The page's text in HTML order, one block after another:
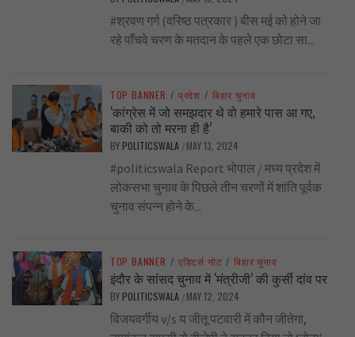
#श्रवण गर्ग (वरिष्ठ पत्रकार ) बीस मई को होने जा
रहे पाँचवे चरण के मतदान के पहले एक छोटा सा...
TOP BANNER / प्रदेश / बिहार चुनाव
‘कांग्रेस में जो समझदार थे वो हमारे पास आ गए,
बाकी को तो मरना ही है’
BY POLITICSWALA / MAY 13, 2024
#politicswala Report भोपाल / मध्य प्रदेश में
लोकसभा चुनाव के पिछले तीन चरणों में शांति पूर्वक
चुनाव संपन्न होने के...
TOP BANNER / एडिटर्स नोट / बिहार चुनाव
इंदौर के सांसद चुनाव में ‘मंत्रीजी’ की कुर्सी दांव पर
BY POLITICSWALA / MAY 12, 2024
विजयवर्गीय v/s य जीतू पटवारी में कौन जीतेगा,